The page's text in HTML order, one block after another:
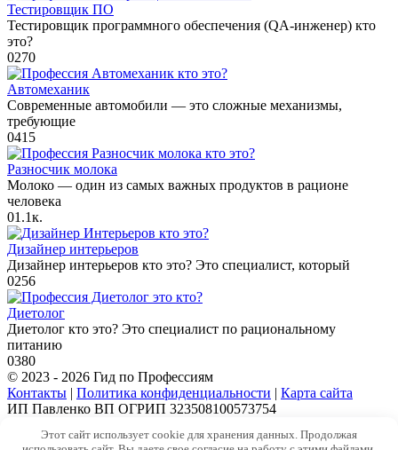
Тестировщик ПО
Тестировщик программного обеспечения (QA-инженер) кто
это?
0270
Автомеханик
Современные автомобили — это сложные механизмы,
требующие
0415
Разносчик молока
Молоко — один из самых важных продуктов в рационе
человека
01.1к.
Дизайнер интерьеров
Дизайнер интерьеров кто это? Это специалист, который
0256
Диетолог
Диетолог кто это? Это специалист по рациональному
питанию
0380
© 2023 - 2026 Гид по Профессиям
Контакты | Политика конфиденциальности | Карта сайта
ИП Павленко ВП ОГРИП 323508100573754
Этот сайт использует cookie для хранения данных. Продолжая